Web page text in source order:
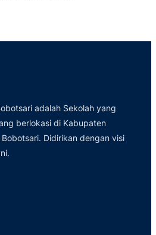
adalah Sekolah yang
berlokasi di Kabupaten
Didirikan dengan visi